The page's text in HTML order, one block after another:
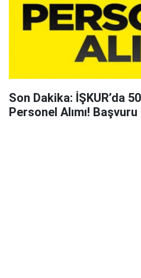
Son Dakika: İŞKUR’da
Personel Alımı!